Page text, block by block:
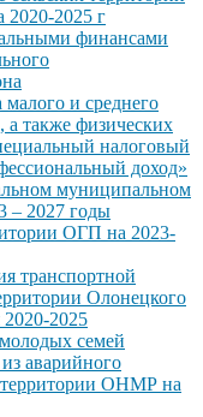
2020-2025 г
финансами
и среднего
а также физических
налоговый
доход»
муниципальном
– 2027 годы
ОГП на 2023-
транспортной
Олонецкого
2020-2025
семей
аварийного
ОНМР на